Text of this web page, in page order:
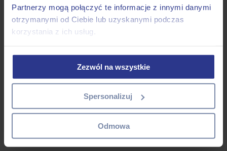
Partnerzy mogą połączyć te informacje z innymi danymi
otrzymanymi od Ciebie lub uzyskanymi podczas
korzystania z ich usług.
Zezwól na wszystkie
Spersonalizuj
Odmowa
28 majJak psy widzą kolory i obiekty z
bliska i daleka?
Oko psie i ludzkie mają bardzo podobną budowę, ale dzielą je
dosyć duże różnice w sposobie widzenia świata. Przede
wszystkim u psów obszar mózgu zaangażowany w odbieranie
człowieka. Nie oznacza to jednak, że mają bardzo słabe
widzenie, w pewnych aspektach są nawet lepsze niż ludzie.
Nawet na tle innych zwierząt wcale nie wypadają najgorzej.
Głębia widzenia psa